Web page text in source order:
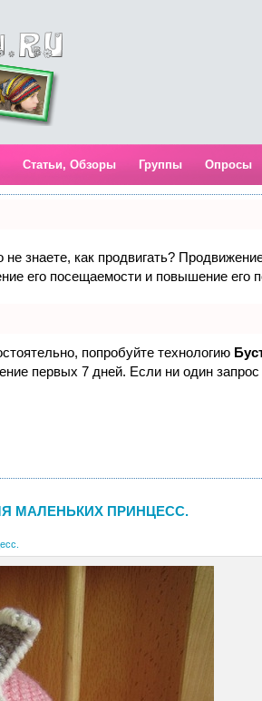
Статьи, Обзоры Группы Опросы
знаете, как продвигать?
его посещаемости и повышение его
попробуйте технологию
первых 7 дней. Если ни один
МАЛЕНЬКИХ ПРИНЦЕСС.